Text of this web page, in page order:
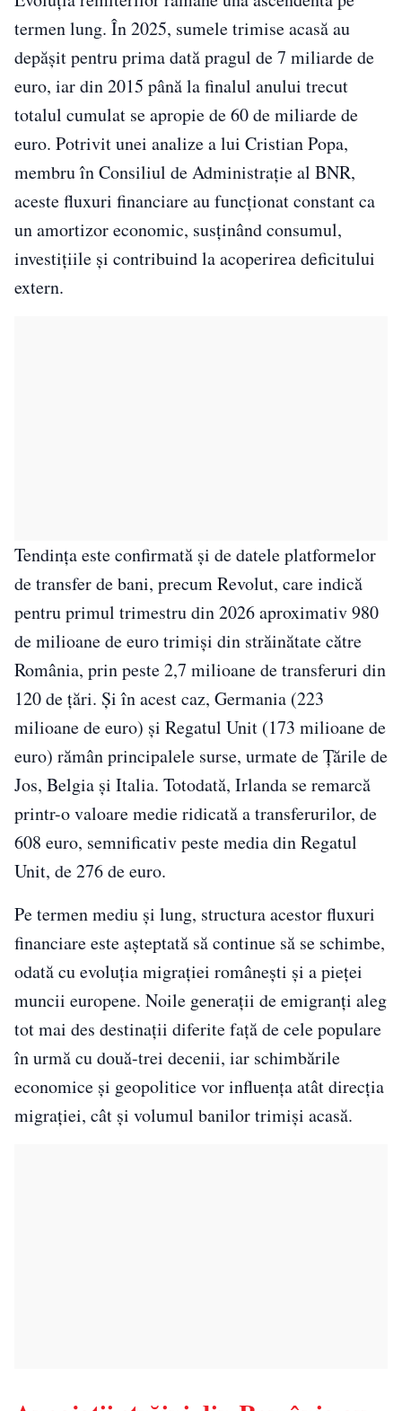
termen lung. În 2025, sumele trimise acasă au
depășit pentru prima dată pragul de 7 miliarde de
euro, iar din 2015 până la finalul anului trecut
totalul cumulat se apropie de 60 de miliarde de
euro. Potrivit unei analize a lui Cristian Popa,
membru în Consiliul de Administrație al BNR,
aceste fluxuri financiare au funcționat constant ca
un amortizor economic, susținând consumul,
investițiile și contribuind la acoperirea deficitului
extern.
Tendința este confirmată și de datele platformelor
de transfer de bani, precum Revolut, care indică
pentru primul trimestru din 2026 aproximativ 980
de milioane de euro trimiși din străinătate către
România, prin peste 2,7 milioane de transferuri din
120 de țări. Și în acest caz, Germania (223
milioane de euro) și Regatul Unit (173 milioane de
euro) rămân principalele surse, urmate de Țările de
Jos, Belgia și Italia. Totodată, Irlanda se remarcă
printr-o valoare medie ridicată a transferurilor, de
608 euro, semnificativ peste media din Regatul
Unit, de 276 de euro.
Pe termen mediu și lung, structura acestor fluxuri
financiare este așteptată să continue să se schimbe,
odată cu evoluția migrației românești și a pieței
muncii europene. Noile generații de emigranți aleg
tot mai des destinații diferite față de cele populare
în urmă cu două-trei decenii, iar schimbările
economice și geopolitice vor influența atât direcția
migrației, cât și volumul banilor trimiși acasă.